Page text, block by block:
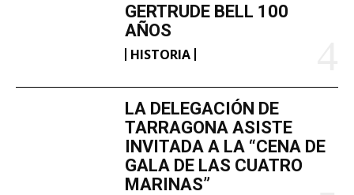
GERTRUDE BELL 100
AÑOS
HISTORIA
LA DELEGACIÓN DE
TARRAGONA ASISTE
INVITADA A LA “CENA DE
GALA DE LAS CUATRO
MARINAS”